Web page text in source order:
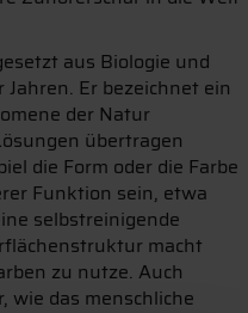
aus Biologie und
Er bezeichnet ein
der Natur
übertragen
die Form oder die Farbe
Funktion sein, etwa
selbstreinigende
macht
zu nutze. Auch
wie das menschliche